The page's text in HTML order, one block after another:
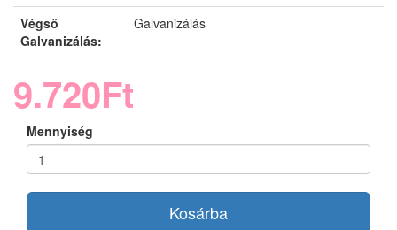
Végső
Galvanizálás:
Galvanizálás
9.720Ft
Mennyiség
Kosárba